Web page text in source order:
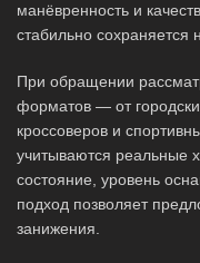
манёвренность и
стабильно сохраняется
При обращении
форматов — от
кроссоверов и
учитываются реальные
состояние, уровень
подход позволяет
занижения.